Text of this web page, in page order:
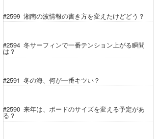
#2599 湘南の波情報の書き方を変えたけどどう？
#2594 冬サーフィンで一番テンション上がる瞬間
は？
#2591 冬の海、何が一番キツい？
#2590 来年は、ボードのサイズを変える予定があ
る？